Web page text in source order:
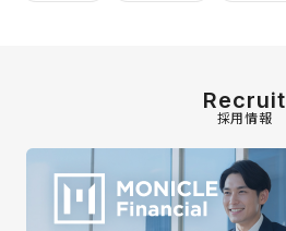
Recruit
採用情報